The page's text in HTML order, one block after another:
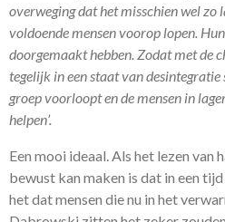
overweging dat het misschien wel zo
voldoende mensen voorop lopen.
doorgemaakt hebben. Zodat met de
tegelijk in een staat van
groep voorloopt en de mensen in
helpen’.
Een mooi ideaal. Als het lezen van
bewust kan maken is dat in een
het dat mensen die nu in het